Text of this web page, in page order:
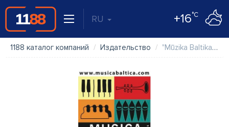
RU +16°C
1188 каталог компаний Издательство "Mūzika Baltika" SIA nošu veikals